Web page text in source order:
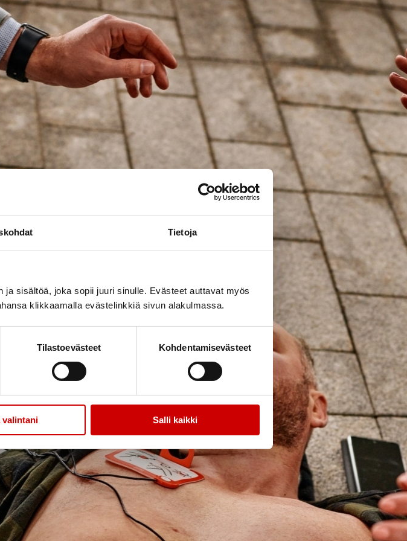
Tietoja
sisältöä, joka sopii juuri sinulle. Evästeet auttavat myös
klikkaamalla evästelinkkiä sivun alakulmassa.
Tilastoevästeet Kohdentamisevästeet
valintani Salli kaikki